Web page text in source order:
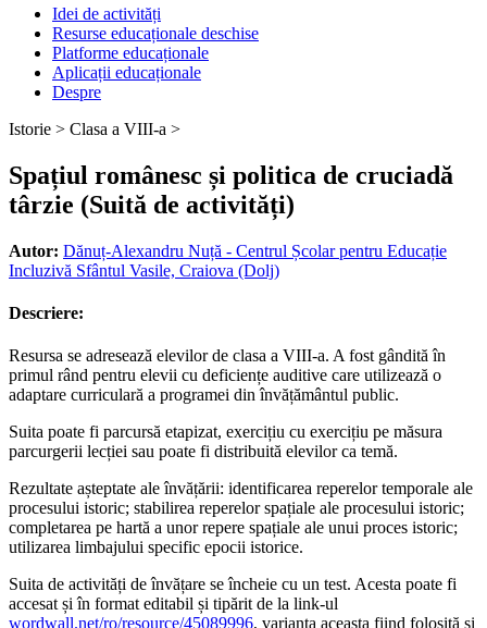
Idei de activități
Resurse educaționale deschise
Platforme educaționale
Aplicații educaționale
Despre
Istorie > Clasa a VIII-a >
Spațiul românesc și politica de cruciadă
târzie (Suită de activități)
Autor: Dănuț-Alexandru Nuță - Centrul Școlar pentru Educație
Incluzivă Sfântul Vasile, Craiova (Dolj)
Descriere:
Resursa se adresează elevilor de clasa a VIII-a. A fost gândită în
primul rând pentru elevii cu deficiențe auditive care utilizează o
adaptare curriculară a programei din învățământul public.
Suita poate fi parcursă etapizat, exercițiu cu exercițiu pe măsura
parcurgerii lecției sau poate fi distribuită elevilor ca temă.
Rezultate așteptate ale învățării: identificarea reperelor temporale ale
procesului istoric; stabilirea reperelor spațiale ale procesului istoric;
completarea pe hartă a unor repere spațiale ale unui proces istoric;
utilizarea limbajului specific epocii istorice.
Suita de activități de învățare se încheie cu un test. Acesta poate fi
accesat și în format editabil și tipărit de la link-ul
wordwall.net/ro/resource/45089996, varianta aceasta fiind folosită și